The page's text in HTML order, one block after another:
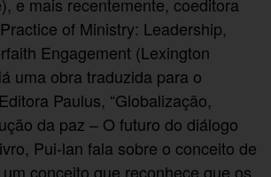
of Ministry: Leadership,
Engagement (Lexington
uma obra traduzida para o
Paulus, “Globalização,
da paz – O futuro do diálogo
Pui-lan fala sobre o conceito de
conceito que reconhece que os